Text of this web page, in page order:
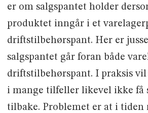
er om salgspantet holder
produktet inngår i et
driftstilbehørspant. Her er
salgspantet går foran både
driftstilbehørspant. I praksis vil
i mange tilfeller likevel ikke få
tilbake. Problemet er at i tiden